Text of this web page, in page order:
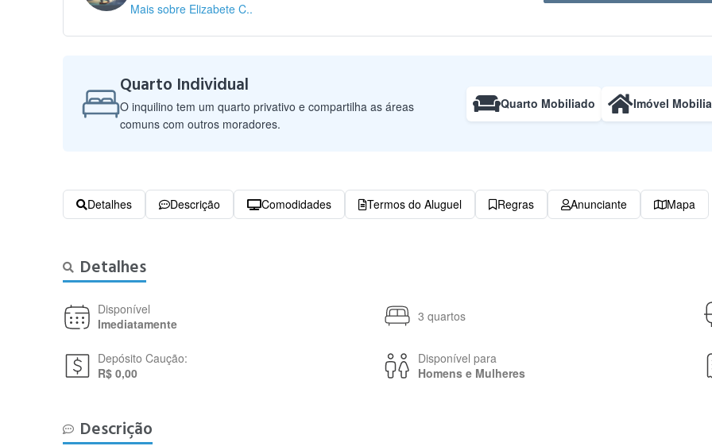
Mais sobre Elizabete C..
Quarto Individual
O inquilino tem um quarto privativo e compartilha as áreas
comuns com outros moradores.
Quarto Mobiliado Imóvel
Detalhes Descrição Comodidades Termos do Aluguel Regras Anunciante Mapa
Detalhes
Disponível
Imediatamente
3 quartos
Depósito Caução:
R$ 0,00
Disponível para
Homens e Mulheres
Descrição